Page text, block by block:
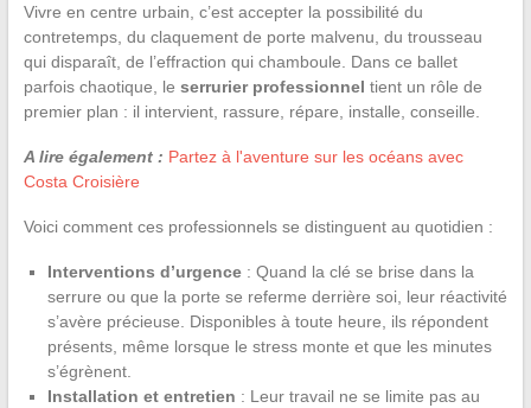
Vivre en centre urbain, c’est accepter la possibilité du
contretemps, du claquement de porte malvenu, du trousseau
qui disparaît, de l’effraction qui chamboule. Dans ce ballet
parfois chaotique, le serrurier professionnel tient un rôle de
premier plan : il intervient, rassure, répare, installe, conseille.
A lire également : Partez à l'aventure sur les océans avec
Costa Croisière
Voici comment ces professionnels se distinguent au quotidien :
Interventions d’urgence: Quand la clé se brise dans la
serrure ou que la porte se referme derrière soi, leur réactivité
s’avère précieuse. Disponibles à toute heure, ils répondent
présents, même lorsque le stress monte et que les minutes
s’égrènent.
Installation et entretien : Leur travail ne se limite pas au